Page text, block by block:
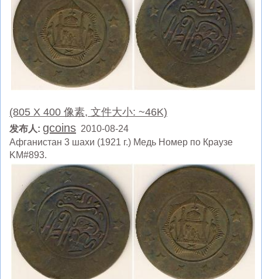
(805 X 400 像素, 文件大小: ~46K)
发布人: gcoins 2010-08-24
Афганистан 3 шахи (1921 г.) Медь Номер по Краузе
KM#893.